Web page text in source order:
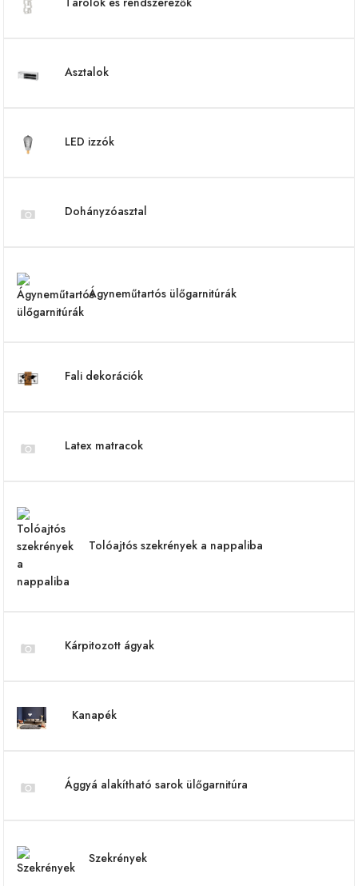
Asztalok
LED izzók
Dohányzóasztal
Ágyneműtartós ülőgarnitúrák
Fali dekorációk
Latex matracok
Tolóajtós szekrények a nappaliba
Kárpitozott ágyak
Kanapék
Ággyá alakítható sarok ülőgarnitúra
Szekrények